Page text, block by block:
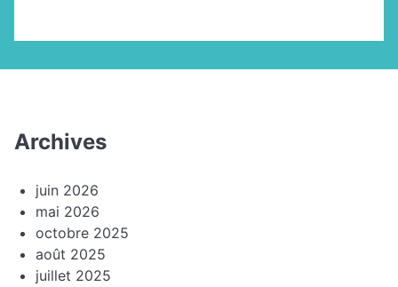
Archives
juin 2026
mai 2026
octobre 2025
août 2025
juillet 2025